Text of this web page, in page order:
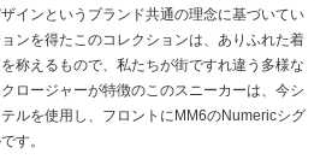
インというブランド共通の理念に基づいてい
ンを得たこのコレクションは、ありふれた着
称えるもので、私たちが街ですれ違う多様な
ロージャーが特徴のこのスニーカーは、今シ
ルを使用し、フロントにMM6のNumericシグ
す。